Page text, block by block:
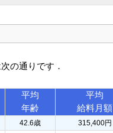
の通りです．
平均
年齢
平均
給料月額
42.6歳 315,400円